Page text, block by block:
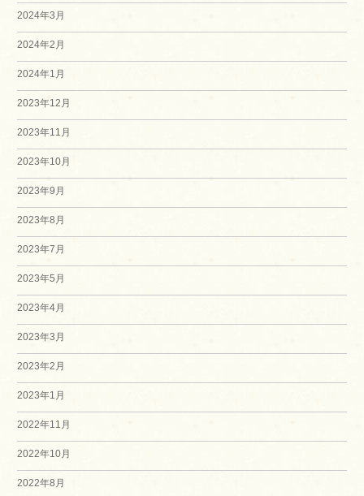
2024年3月
2024年2月
2024年1月
2023年12月
2023年11月
2023年10月
2023年9月
2023年8月
2023年7月
2023年5月
2023年4月
2023年3月
2023年2月
2023年1月
2022年11月
2022年10月
2022年8月